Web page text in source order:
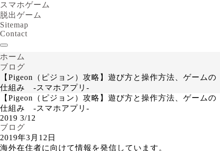
スマホゲーム
脱出ゲーム
Sitemap
Contact
ホーム
ブログ
【Pigeon（ピジョン）攻略】遊び方と操作方法、ゲームの
仕組み -スマホアプリ-
【Pigeon（ピジョン）攻略】遊び方と操作方法、ゲームの
仕組み -スマホアプリ-
2019 3/12
ブログ
2019年3月12日
海外在住者に向けて情報を発信しています。